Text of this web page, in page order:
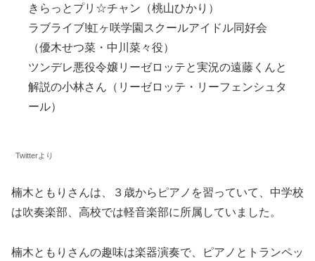
きらっとプリ☆チャン（桃山ひかり）
ラブライブ!虹ヶ咲学園スクールアイドル同好会
（優木せつ菜・中川菜々役）
ツンデレ悪役令嬢リーゼロッテと実況の遠藤くんと
解説の小林さん（リーゼロッテ・リーフェンシュタ
ール）
Twitterより
楠木ともりさんは、３歳からピアノを習っていて、中学校
は吹奏楽部、高校では軽音楽部に所属していました。
楠木ともりさんの趣味は楽器演奏で、ピアノとトランペッ